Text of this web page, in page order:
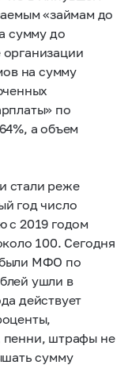
«займам до
сумму до
на сумму
по
а объем
стали реже
год число
с 2019 годом
100. Сегодня
были МФО по
ушли в
действует
пенни, штрафы не
сумму